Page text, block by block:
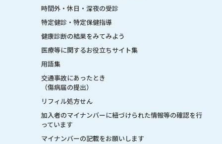
時間外・休日・深夜の受診
特定健診・特定保健指導
健康診断の結果をみてみよう
医療等に関するお役立ちサイト集
用語集
交通事故にあったとき
（傷病届の提出）
リフィル処方せん
加入者のマイナンバーに紐づけられた情報等の確認を行
っています
マイナンバーの記載をお願いします